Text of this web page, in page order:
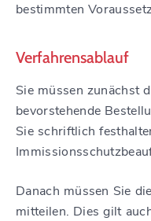
bestimmten
Verfahrensablauf
Sie müssen zunächst
bevorstehende
Sie schriftlich
Danach müssen Sie
mitteilen. Dies gilt